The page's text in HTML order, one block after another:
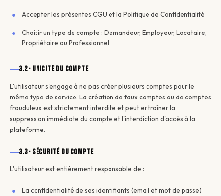
Accepter les présentes CGU et la Politique de Confidentialité
Choisir un type de compte : Demandeur, Employeur, Locataire,
Propriétaire ou Professionnel
3.2 · Unicité du compte
L'utilisateur s'engage à ne pas créer plusieurs comptes pour le
même type de service. La création de faux comptes ou de comptes
frauduleux est strictement interdite et peut entraîner la
suppression immédiate du compte et l'interdiction d'accès à la
plateforme.
3.3 · Sécurité du compte
L'utilisateur est entièrement responsable de :
La confidentialité de ses identifiants (email et mot de passe)